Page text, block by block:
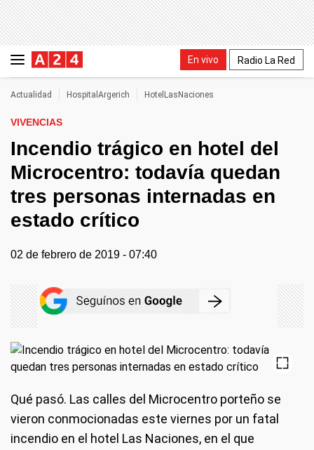
En vivo Radio La Red
Actualidad HospitalArgerich HotelLasNaciones
VIVENCIAS
Incendio trágico en hotel del
Microcentro: todavía quedan
tres personas internadas en
estado crítico
02 de febrero de 2019 - 07:40
Qué pasó. Las calles del Microcentro porteño se
vieron conmocionadas este viernes por un fatal
incendio en el hotel Las Naciones, en el que